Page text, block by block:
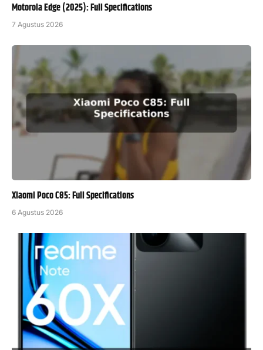
Motorola Edge (2025): Full Specifications
7 Agustus 2026
Xiaomi Poco C85: Full Specifications
6 Agustus 2026